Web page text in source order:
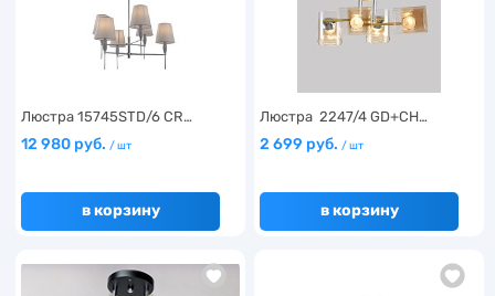
Люстра 15745STD/6 CR…
12 980 руб. / шт
в корзину
Люстра 2247/4 GD+CH…
2 699 руб. / шт
в корзину